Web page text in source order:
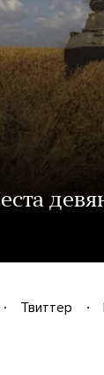
Твиттер